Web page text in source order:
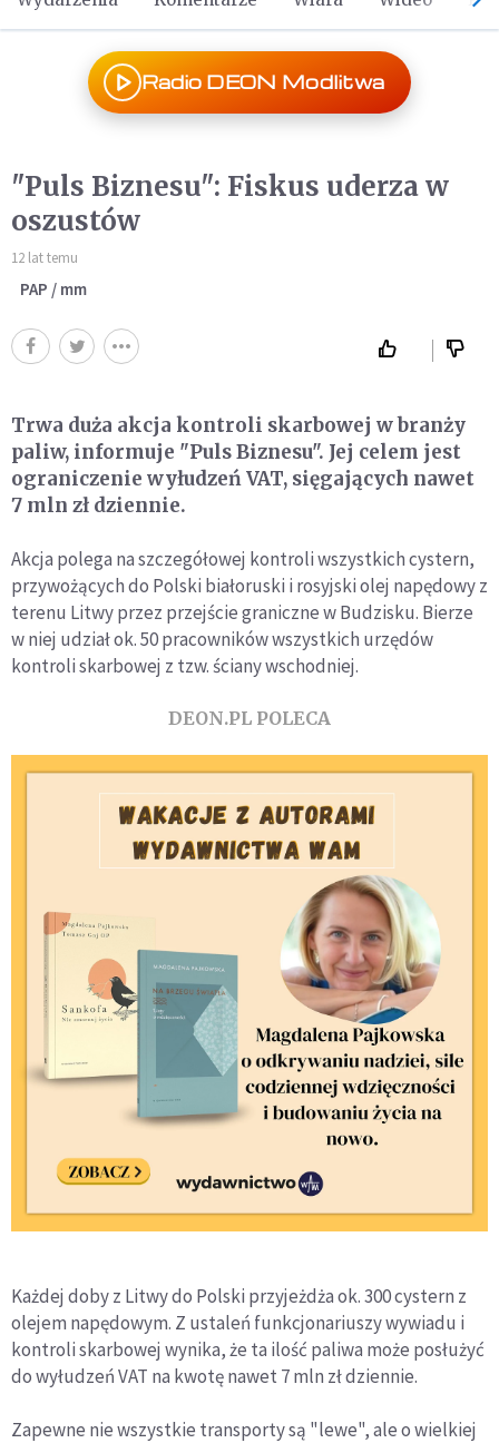
Radio DEON Modlitwa
"Puls Biznesu": Fiskus uderza w
oszustów
12 lat temu
PAP / mm
Trwa duża akcja kontroli skarbowej w branży
paliw, informuje "Puls Biznesu". Jej celem jest
ograniczenie wyłudzeń VAT, sięgających nawet
7 mln zł dziennie.
Akcja polega na szczegółowej kontroli wszystkich cystern,
przywożących do Polski białoruski i rosyjski olej napędowy z
terenu Litwy przez przejście graniczne w Budzisku. Bierze
w niej udział ok. 50 pracowników wszystkich urzędów
kontroli skarbowej z tzw. ściany wschodniej.
DEON.PL POLECA
Każdej doby z Litwy do Polski przyjeżdża ok. 300 cystern z
olejem napędowym. Z ustaleń funkcjonariuszy wywiadu i
kontroli skarbowej wynika, że ta ilość paliwa może posłużyć
do wyłudzeń VAT na kwotę nawet 7 mln zł dziennie.
Zapewne nie wszystkie transporty są "lewe", ale o wielkiej